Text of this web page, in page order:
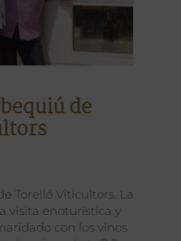
de
Torelló Viticultors. La
visita enoturística y
con los vinos